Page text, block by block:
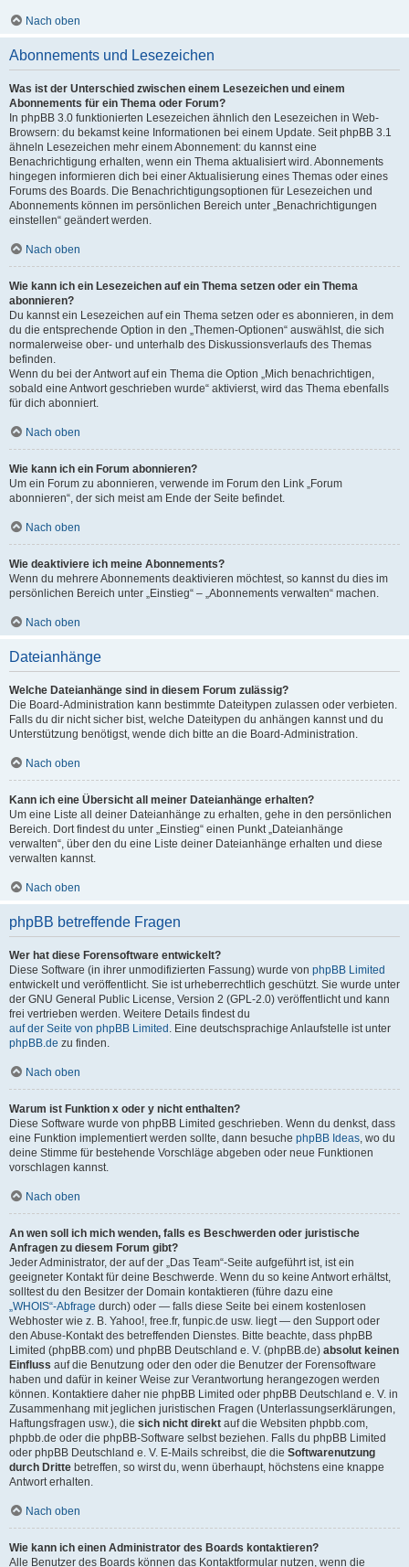
Nach oben
Abonnements und Lesezeichen
Was ist der Unterschied zwischen einem Lesezeichen und einem
Abonnements für ein Thema oder Forum?
In phpBB 3.0 funktionierten Lesezeichen ähnlich den Lesezeichen in Web-
Browsern: du bekamst keine Informationen bei einem Update. Seit phpBB 3.1
ähneln Lesezeichen mehr einem Abonnement: du kannst eine
Benachrichtigung erhalten, wenn ein Thema aktualisiert wird. Abonnements
hingegen informieren dich bei einer Aktualisierung eines Themas oder eines
Forums des Boards. Die Benachrichtigungsoptionen für Lesezeichen und
Abonnements können im persönlichen Bereich unter „Benachrichtigungen
einstellen“ geändert werden.
Nach oben
Wie kann ich ein Lesezeichen auf ein Thema setzen oder ein Thema
abonnieren?
Du kannst ein Lesezeichen auf ein Thema setzen oder es abonnieren, in dem
du die entsprechende Option in den „Themen-Optionen“ auswählst, die sich
normalerweise ober- und unterhalb des Diskussionsverlaufs des Themas
befinden.
Wenn du bei der Antwort auf ein Thema die Option „Mich benachrichtigen,
sobald eine Antwort geschrieben wurde“ aktivierst, wird das Thema ebenfalls
für dich abonniert.
Nach oben
Wie kann ich ein Forum abonnieren?
Um ein Forum zu abonnieren, verwende im Forum den Link „Forum
abonnieren“, der sich meist am Ende der Seite befindet.
Nach oben
Wie deaktiviere ich meine Abonnements?
Wenn du mehrere Abonnements deaktivieren möchtest, so kannst du dies im
persönlichen Bereich unter „Einstieg“ – „Abonnements verwalten“ machen.
Nach oben
Dateianhänge
Welche Dateianhänge sind in diesem Forum zulässig?
Die Board-Administration kann bestimmte Dateitypen zulassen oder verbieten.
Falls du dir nicht sicher bist, welche Dateitypen du anhängen kannst und du
Unterstützung benötigst, wende dich bitte an die Board-Administration.
Nach oben
Kann ich eine Übersicht all meiner Dateianhänge erhalten?
Um eine Liste all deiner Dateianhänge zu erhalten, gehe in den persönlichen
Bereich. Dort findest du unter „Einstieg“ einen Punkt „Dateianhänge
verwalten“, über den du eine Liste deiner Dateianhänge erhalten und diese
verwalten kannst.
Nach oben
phpBB betreffende Fragen
Wer hat diese Forensoftware entwickelt?
Diese Software (in ihrer unmodifizierten Fassung) wurde von phpBB Limited
entwickelt und veröffentlicht. Sie ist urheberrechtlich geschützt. Sie wurde unter
der GNU General Public License, Version 2 (GPL-2.0) veröffentlicht und kann
frei vertrieben werden. Weitere Details findest du
auf der Seite von phpBB Limited . Eine deutschsprachige Anlaufstelle ist unter
phpBB.de zu finden.
Nach oben
Warum ist Funktion x oder y nicht enthalten?
Diese Software wurde von phpBB Limited geschrieben. Wenn du denkst, dass
eine Funktion implementiert werden sollte, dann besuche phpBB Ideas, wo du
deine Stimme für bestehende Vorschläge abgeben oder neue Funktionen
vorschlagen kannst.
Nach oben
An wen soll ich mich wenden, falls es Beschwerden oder juristische
Anfragen zu diesem Forum gibt?
Jeder Administrator, der auf der „Das Team“-Seite aufgeführt ist, ist ein
geeigneter Kontakt für deine Beschwerde. Wenn du so keine Antwort erhältst,
solltest du den Besitzer der Domain kontaktieren (führe dazu eine
„WHOIS“-Abfrage durch) oder — falls diese Seite bei einem kostenlosen
Webhoster wie z. B. Yahoo!, free.fr, funpic.de usw. liegt — den Support oder
den Abuse-Kontakt des betreffenden Dienstes. Bitte beachte, dass phpBB
Limited (phpBB.com) und phpBB Deutschland e. V. (phpBB.de) absolut keinen
Einfluss auf die Benutzung oder den oder die Benutzer der Forensoftware
haben und dafür in keiner Weise zur Verantwortung herangezogen werden
können. Kontaktiere daher nie phpBB Limited oder phpBB Deutschland e. V. in
Zusammenhang mit jeglichen juristischen Fragen (Unterlassungserklärungen,
Haftungsfragen usw.), die sich nicht direkt auf die Websiten phpbb.com,
phpbb.de oder die phpBB-Software selbst beziehen. Falls du phpBB Limited
oder phpBB Deutschland e. V. E-Mails schreibst, die die Softwarenutzung
durch Dritte betreffen, so wirst du, wenn überhaupt, höchstens eine knappe
Antwort erhalten.
Nach oben
Wie kann ich einen Administrator des Boards kontaktieren?
Alle Benutzer des Boards können das Kontaktformular nutzen, wenn die